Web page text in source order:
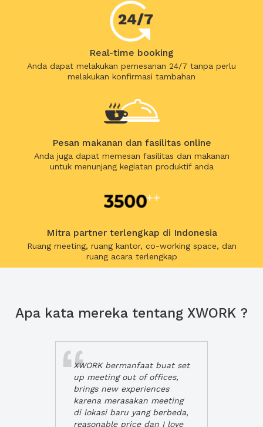
Real-time booking
Anda dapat melakukan pemesanan 24/7 tanpa perlu
melakukan konfirmasi tambahan
Pesan makanan dan fasilitas online
Anda juga dapat memesan fasilitas dan makanan
untuk menunjang kegiatan produktif anda
Mitra partner terlengkap di Indonesia
Ruang meeting, ruang kantor, co-working space, dan
ruang acara terlengkap
Apa kata mereka tentang XWORK ?
XWORK bermanfaat buat set
up meeting out of offices,
brings new experiences
karena merasakan meeting
di lokasi baru yang berbeda,
reasonable price dan I love